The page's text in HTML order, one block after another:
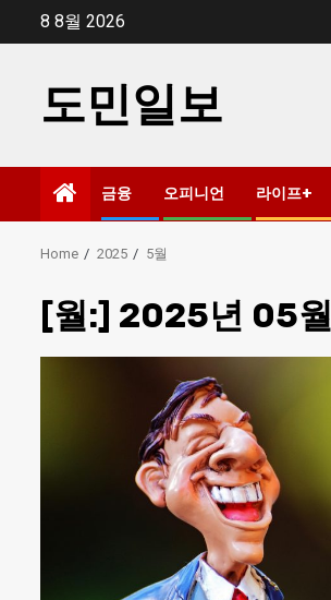
8 8월 2026
도민일보
금융 오피니언 라이프+
Home 2025 5월
[월:] 2025년 05월